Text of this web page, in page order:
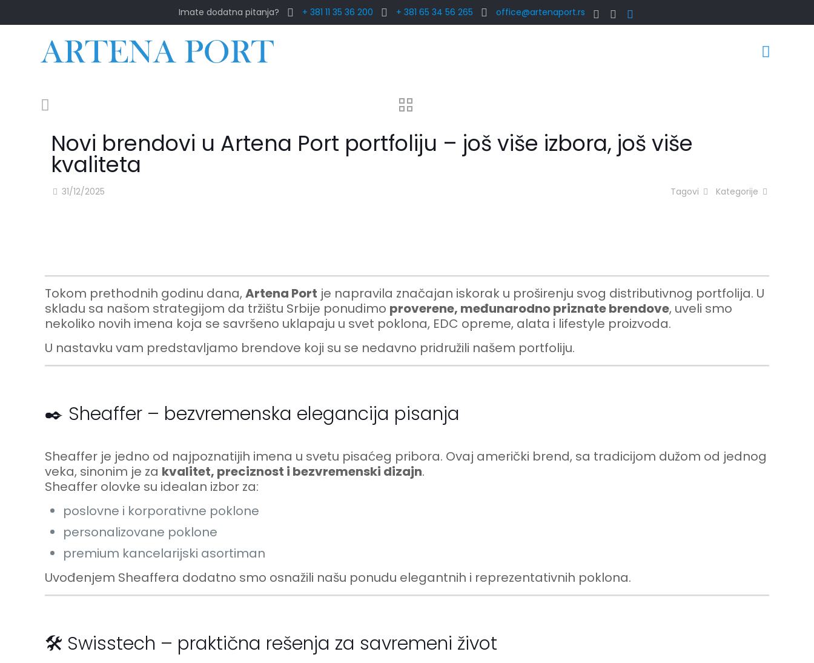
Imate dodatna pitanja? + 381 11 35 36 200 + 381 65 34 56 265 office@artenaport.rs
Novi brendovi u Artena Port portfoliju – još više izbora, još više
kvaliteta
31/12/2025 Kategorije
Tagovi
Tokom prethodnih godinu dana,Artena Port je napravila značajan iskorak u proširenju svog distributivnog portfolija. U
skladu sa našom strategijom da tržištu Srbije ponudimo proverene, međunarodno priznate brendove, uveli smo
nekoliko novih imena koja se savršeno uklapaju u svet poklona, EDC opreme, alata i lifestyle proizvoda.
U nastavku vam predstavljamo brendove koji su se nedavno pridružili našem portfoliju.
✒️ Sheaffer – bezvremenska elegancija pisanja
Sheaffer je jedno od najpoznatijih imena u svetu pisaćeg pribora. Ovaj američki brend, sa tradicijom dužom od jednog
veka, sinonim je za kvalitet, preciznost i bezvremenski dizajn.
Sheaffer olovke su idealan izbor za:
poslovne i korporativne poklone
personalizovane poklone
premium kancelarijski asortiman
Uvođenjem Sheaffera dodatno smo osnažili našu ponudu elegantnih i reprezentativnih poklona.
🛠️ Swisstech – praktična rešenja za savremeni život